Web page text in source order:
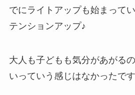
でにライトアップも始まって
テンションアップ♪
大人も子どもも気分があがる
いっていう感じはなかったです